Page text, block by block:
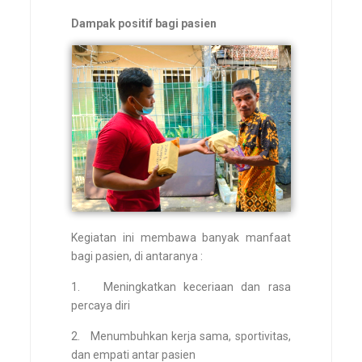
Dampak positif bagi pasien
Kegiatan ini membawa banyak manfaat
bagi pasien, di antaranya :
1. Meningkatkan keceriaan dan rasa
percaya diri
2. Menumbuhkan kerja sama, sportivitas,
dan empati antar pasien